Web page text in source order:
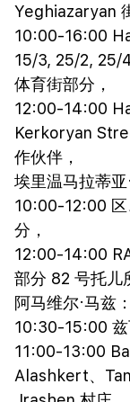
Yeghiazaryan
10:00-16:00
15/3, 25/2, 25/
体育街部分，
12:00-14:00
Kerkoryan
作伙伴，
埃里温马拉蒂亚
10:00-12:00
分，
12:00-14:00
部分 82 号托儿
阿马维尔·马兹：
10:30-15:00
11:00-13:00
Alashkert、